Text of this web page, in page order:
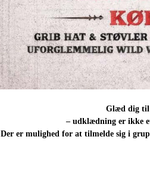
Glæd dig til
– udklædning er ikke
Der er mulighed for at tilmelde sig i